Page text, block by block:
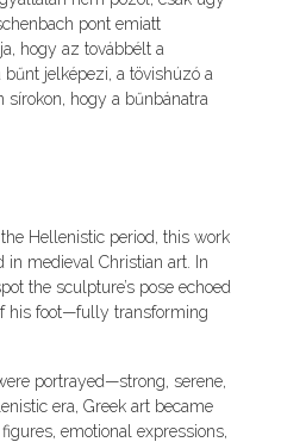
pont emiatt
hogy az továbbélt a
jelképezi, a tövishúzó a
hogy a bűnbánatra
Hellenistic period, this work
medieval Christian art. In
the sculpture’s pose echoed
his foot—fully transforming
portrayed—strong, serene,
era, Greek art became
emotional expressions,